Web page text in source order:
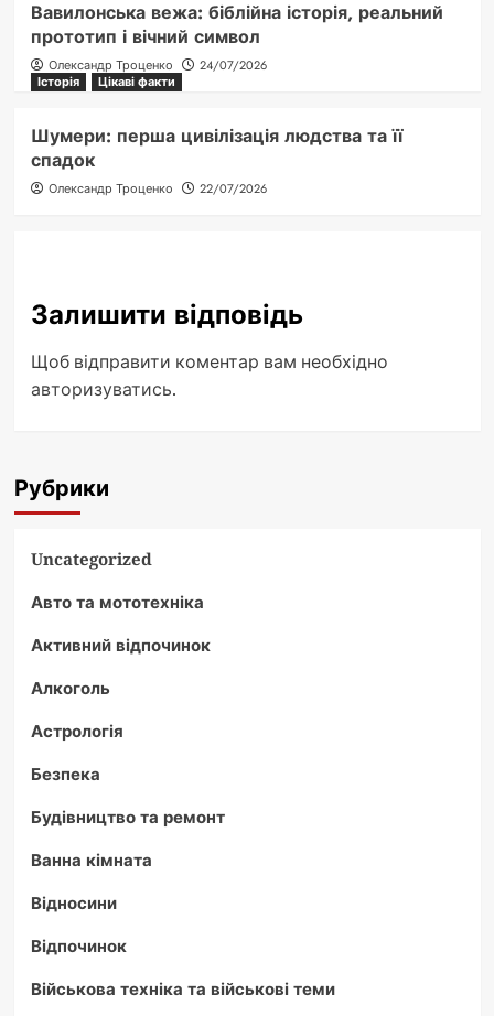
Вавилонська вежа: біблійна історія, реальний
прототип і вічний символ
Олександр Троценко
24/07/2026
Історія
Цікаві факти
Шумери: перша цивілізація людства та її
спадок
Олександр Троценко 22/07/2026
Залишити відповідь
Щоб відправити коментар вам необхідно
авторизуватись.
Рубрики
Uncategorized
Авто та мототехніка
Активний відпочинок
Алкоголь
Астрологія
Безпека
Будівництво та ремонт
Ванна кімната
Відносини
Відпочинок
Військова техніка та військові теми